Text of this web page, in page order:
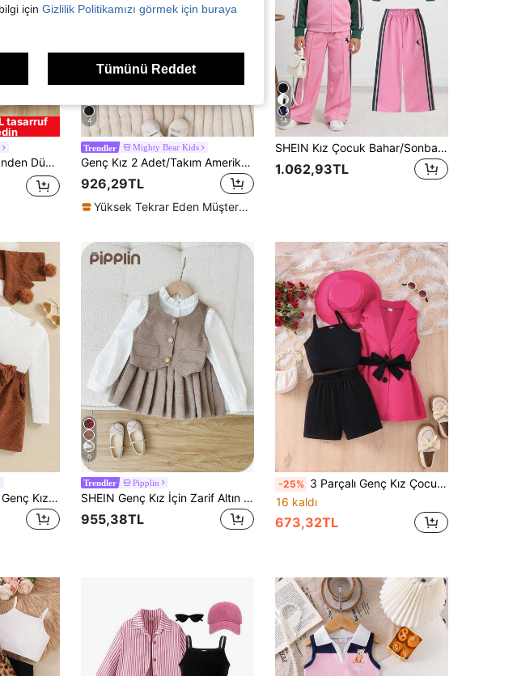
tasarruf
Genç Kız Takımları
4
Trendler Mighty Bear Kids
Genç Kız 2 Adet/Takım Amerikan Tarzı Beyzbol Ceket ve Kadife Mini Etek, Sonbahar/Kış İçin Günlük
926,29TL
Yüksek Tekrar Eden Müşteriler
14
SHEIN Kız Çocuk Bahar/Sonbahar 2 Parça Set, Günlük Çok Yönlü Kapüşonlu Fermuarlı Sweatshirt Ceket ve Bol Geniş Paça Uzun Pantolon, Binicilik Sporu Grafik Baskı Detaylı, Günlük Sporlar İçin Uygun
1.062,93TL
SHEIN Genkimix Kids Genç Kız ve Genç Kız 4 Adet/Takım Kadife Ceket + Beyaz Günlük Tişört + Kadife Etek + Uyumlu Eşarp, Çok Yönlü ve Oldukça Çekici, Günlük Durumlar İçin Uygun
6
Trendler Pipplin
SHEIN Genç Kız İçin Zarif Altın Düğmeli Yelek, Fırfırlı Yakalı Gömlek ve Çok Yönlü Pileli Etek, Sonbahar/Kışa Uygun, Parti ve Günlük Giyim İçin Uygun Okula Dönüş Kız Çocuk Sonbahar Kıyafetleri Okul Üniforması Takımı Kız Çocuk Okul Kıyafetleri Kız Çocuk Preppy İki Parça Takım, Preppy İki Parça Takım Kahverengi Elbise Genç Kız Yelek Takımı Kahverengi Kıyafet
955,38TL
-25% 3 Parçalı Genç Kız Çocuk Fuşya Blazer Yelek Ceket, Örme Askılı Bluz ve Şort Takımı, Şık Günlük Kıyafet Kız Çocuk Giysi Setleri Yazlık Kız Çocuk Blazer Takımı 3 Parçalı Set Kız Çocuk Yazlık İlkbahar ve Sonbahar Takımı Kız Çocuklar İçin Fiyonklu Kıyafetler Kız Çocuk İlkbahar ve Sonbahar Takımı
16 kaldı
673,32TL
için Gizlilik Politikamızı görmek için buraya
Tümünü Reddet